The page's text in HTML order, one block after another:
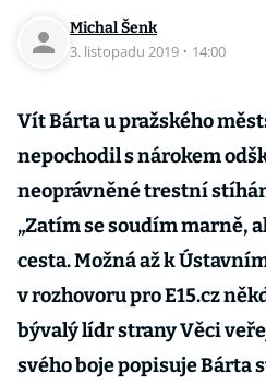
Michal Šenk
3. listopadu 2019 · 14:00
Vít Bárta u pražského
nepochodil s nárokem
neoprávněné trestní
„Zatím se soudím marně,
cesta. Možná až k
v rozhovoru pro E15.cz
bývalý lídr strany Věci
svého boje popisuje Bárta